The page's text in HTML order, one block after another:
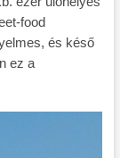
food
és késő
ez a